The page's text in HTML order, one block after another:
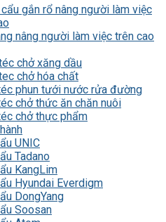
gắn rổ nâng người làm việc
nâng người làm việc trên cao
chở xăng dầu
chở hóa chất
phun tưới nước rửa đường
chở thức ăn chăn nuôi
chở thực phẩm
UNIC
Tadano
KangLim
Hyundai Everdigm
DongYang
Soosan